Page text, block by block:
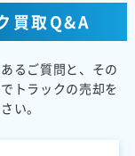
買取Q&A
るご質問と、その
トラックの売却を
い。